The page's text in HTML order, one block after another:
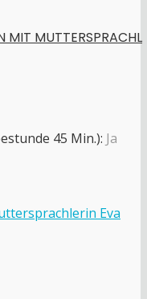
MIT MUTTERSPRACHL
45 Min.): Ja